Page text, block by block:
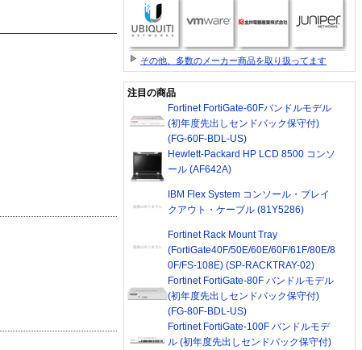
その他、多数のメーカー商品を取り扱ってます
注目の商品
Fortinet FortiGate-60Fバンドルモデル
(初年度先出しセンドバック保守付)
(FG-60F-BDL-US)
Hewlett-Packard HP LCD 8500 コンソ
ール (AF642A)
IBM Flex System コンソール・ブレイ
クアウト・ケーブル (81Y5286)
Fortinet Rack Mount Tray
(FortiGate40F/50E/60E/60F/61F/80E/8
0F/FS-108E) (SP-RACKTRAY-02)
Fortinet FortiGate-80F バンドルモデル
(初年度先出しセンドバック保守付)
(FG-80F-BDL-US)
Fortinet FortiGate-100F バンドルモデ
ル (初年度先出しセンドバック保守付)